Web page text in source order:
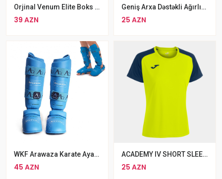
Orjinal Venum Elite Boks Dəbilqəsi MMA Üçün Uyğun Baş Qoruyucu Kask
39 AZN
Geniş Arxa Dəstəkli Ağırlıq Qaldırma Kəməri Fitness Ağırlıq Qaldırma Kəməri
25 AZN
WKF Arawaza Karate Ayaq Qoruyucu
45 AZN
ACADEMY IV SHORT SLEEVE T-SHIRT FLUOR YELLOW NAVY
25 AZN